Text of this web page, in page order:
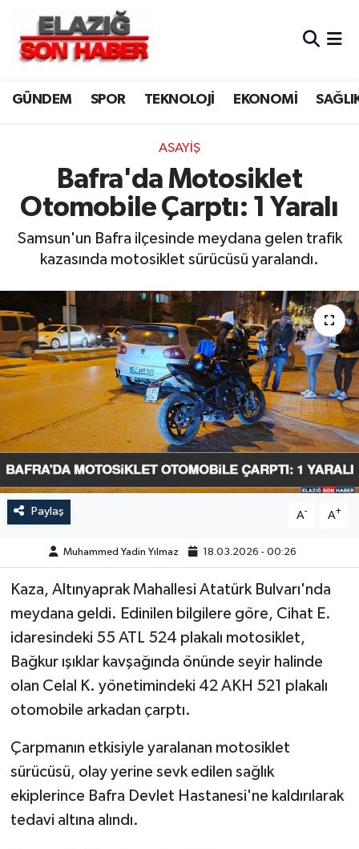
GÜNDEM SPOR TEKNOLOJİ EKONOMİ
ASAYİŞ
Bafra'da Motosiklet
Otomobile Çarptı: 1 Yaralı
Samsun'un Bafra ilçesinde meydana gelen trafik
kazasında motosiklet sürücüsü yaralandı.
Paylaş A- A+
Muhammed Yadin Yılmaz 18.03.2026 - 00:26
Kaza, Altınyaprak Mahallesi Atatürk Bulvarı'nda
meydana geldi. Edinilen bilgilere göre, Cihat E.
idaresindeki 55 ATL 524 plakalı motosiklet,
Bağkur ışıklar kavşağında önünde seyir halinde
olan Celal K. yönetimindeki 42 AKH 521 plakalı
otomobile arkadan çarptı.
Çarpmanın etkisiyle yaralanan motosiklet
sürücüsü, olay yerine sevk edilen sağlık
ekiplerince Bafra Devlet Hastanesi'ne kaldırılarak
tedavi altına alındı.
CANLI YAYIN
ASAYİŞ
BİLİM VE TEKNOLOJİ
DÜNYA
EKONOMİ
ELAZIĞ
GENEL
GÜNDEM
HABERDE İNSAN
KÜLTÜR-SANAT
MAGAZİN
MEDYA
ÖZEL HABER
POLİTİKA
SİYASET
SPOR
TEKNOLOJİ
Merkez Hava Durumu
Merkez Trafik Yoğunluk Haritası
Süper Lig Puan Durumu ve Fikstür
Tüm Manşetler
Son Dakika Haberleri
Haber Arşivi